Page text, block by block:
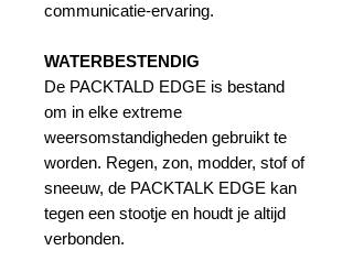
communicatie-ervaring.
WATERBESTENDIG
De PACKTALD EDGE is bestand
om in elke extreme
weersomstandigheden gebruikt te
worden. Regen, zon, modder, stof of
sneeuw, de PACKTALK EDGE kan
tegen een stootje en houdt je altijd
verbonden.